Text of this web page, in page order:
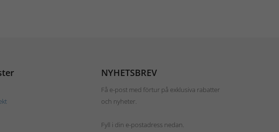
NYHETSBREV
Få e-post med förtur på exklusiva rabatter
och nyheter.
Fyll i din e-postadress nedan.